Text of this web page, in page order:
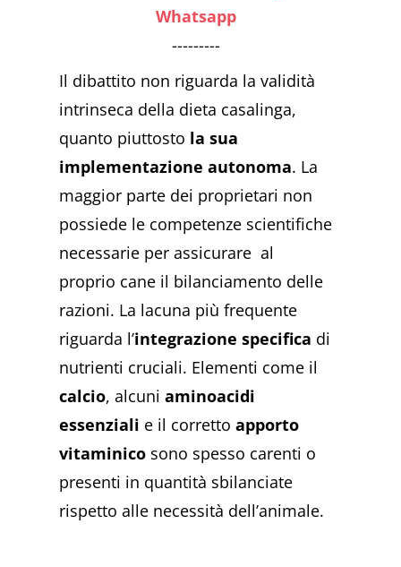
Whatsapp
---------
Il dibattito non riguarda la validità
intrinseca della dieta casalinga,
quanto piuttosto la sua
implementazione autonoma. La
maggior parte dei proprietari non
possiede le competenze scientifiche
necessarie per assicurare al
proprio cane il bilanciamento delle
razioni. La lacuna più frequente
riguarda l’integrazione specifica di
nutrienti cruciali. Elementi come il
calcio, alcuniaminoacidi
essenziali e il correttoapporto
vitaminico sono spesso carenti o
presenti in quantità sbilanciate
rispetto alle necessità dell’animale.